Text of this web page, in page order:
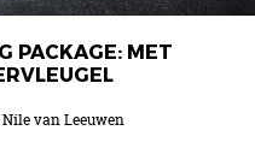
PACKAGE: MET
Nile van Leeuwen